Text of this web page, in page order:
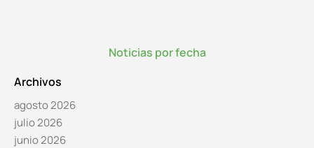
Noticias por fecha
Archivos
agosto 2026
julio 2026
junio 2026